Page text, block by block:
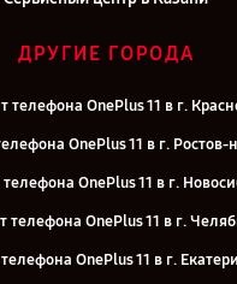
ДРУГИЕ ГОРОДА
телефона OnePlus 11 в г.
OnePlus 11 в г. Ростов-
OnePlus 11 в г.
телефона OnePlus 11 в г.
OnePlus 11 в г.